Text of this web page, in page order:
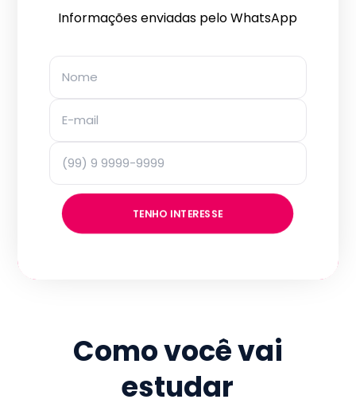
Informações enviadas pelo WhatsApp
TENHO INTERESSE
Como você vai
estudar